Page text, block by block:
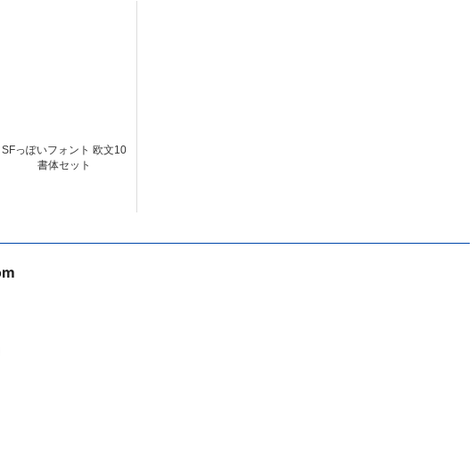
SFっぽいフォント 欧文10
書体セット